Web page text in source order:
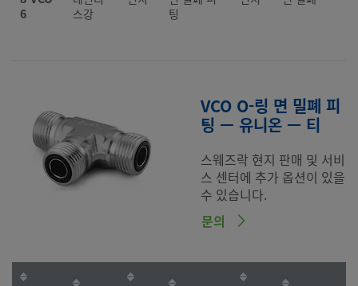
6
스강
팅
VCO O-링 면 밀폐 피
팅 — 유니온 — 티
스웨즈락 현지 판매 및 서비
스 센터에 추가 옵션이 있을
수 있습니다.
문의